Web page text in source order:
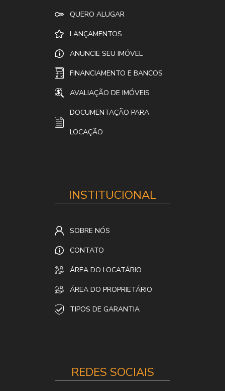
QUERO ALUGAR
LANÇAMENTOS
ANUNCIE SEU IMÓVEL
FINANCIAMENTO E BANCOS
AVALIAÇÃO DE IMÓVEIS
DOCUMENTAÇÃO PARA
LOCAÇÃO
INSTITUCIONAL
SOBRE NÓS
CONTATO
ÁREA DO LOCATÁRIO
ÁREA DO PROPRIETÁRIO
TIPOS DE GARANTIA
REDES SOCIAIS